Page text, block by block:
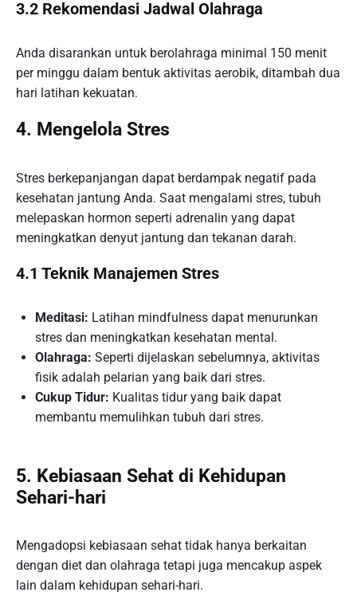
3.2 Rekomendasi Jadwal Olahraga
Anda disarankan untuk berolahraga minimal 150 menit
per minggu dalam bentuk aktivitas aerobik, ditambah dua
hari latihan kekuatan.
4. Mengelola Stres
Stres berkepanjangan dapat berdampak negatif pada
kesehatan jantung Anda. Saat mengalami stres, tubuh
melepaskan hormon seperti adrenalin yang dapat
meningkatkan denyut jantung dan tekanan darah.
4.1 Teknik Manajemen Stres
Meditasi: Latihan mindfulness dapat menurunkan
stres dan meningkatkan kesehatan mental.
Olahraga: Seperti dijelaskan sebelumnya, aktivitas
fisik adalah pelarian yang baik dari stres.
Cukup Tidur: Kualitas tidur yang baik dapat
membantu memulihkan tubuh dari stres.
5. Kebiasaan Sehat di Kehidupan
Sehari-hari
Mengadopsi kebiasaan sehat tidak hanya berkaitan
dengan diet dan olahraga tetapi juga mencakup aspek
lain dalam kehidupan sehari-hari.